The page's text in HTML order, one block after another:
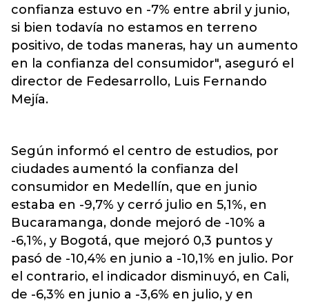
confianza estuvo en -7% entre abril y junio,
si bien todavía no estamos en terreno
positivo, de todas maneras, hay un aumento
en la confianza del consumidor", aseguró el
director de Fedesarrollo, Luis Fernando
Mejía.
Según informó el centro de estudios, por
ciudades aumentó la confianza del
consumidor en Medellín, que en junio
estaba en -9,7% y cerró julio en 5,1%, en
Bucaramanga, donde mejoró de -10% a
-6,1%, y Bogotá, que mejoró 0,3 puntos y
pasó de -10,4% en junio a -10,1% en julio. Por
el contrario, el indicador disminuyó, en Cali,
de -6,3% en junio a -3,6% en julio, y en